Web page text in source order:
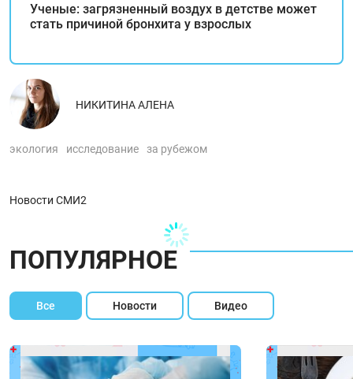
Ученые: загрязненный воздух в детстве может
стать причиной бронхита у взрослых
НИКИТИНА АЛЕНА
экология исследование за рубежом
Новости СМИ2
ПОПУЛЯРНОЕ
Все Новости Видео